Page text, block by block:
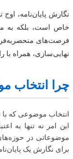
نگارش پایان‌نامه،
خاص است، بلکه به
فرصت‌های
نهایی‌سازی، همراه با
چرا انتخاب
انتخاب موضوعی که
این امر نه تنها به
موضوعاتی در
برای نگارش یک